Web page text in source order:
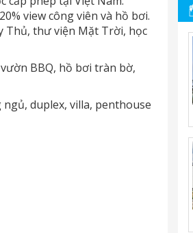
view công viên và hồ bơi.
Thủ, thư viện Mặt Trời, học
BBQ, hồ bơi tràn bờ,
duplex, villa, penthouse